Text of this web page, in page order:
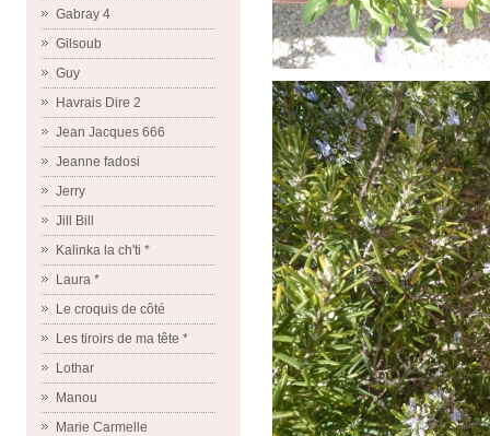
Gabray 4
Gilsoub
Guy
Havrais Dire 2
Jean Jacques 666
Jeanne fadosi
Jerry
Jill Bill
Kalinka la ch'ti *
Laura *
Le croquis de côté
Les tiroirs de ma tête *
Lothar
Manou
Marie Carmelle